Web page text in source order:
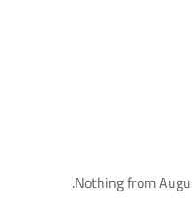
Nothing from